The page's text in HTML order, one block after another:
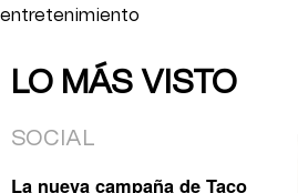
entretenimiento
LO MÁS VISTO
SOCIAL
La nueva campaña de Taco